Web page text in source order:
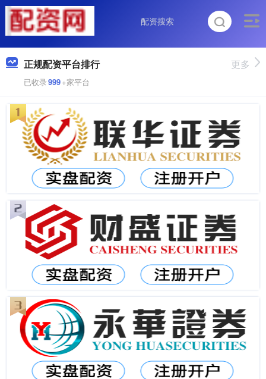
正规配资平台排行
已收录999+家平台
更多